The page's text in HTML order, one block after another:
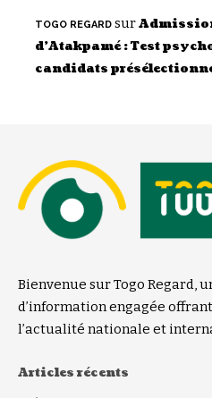
TOGO REGARD sur
d’Atakpamé : Test
candidats
Bienvenue sur Togo Regard,
d’information engagée
l’actualité nationale et
Articles récents